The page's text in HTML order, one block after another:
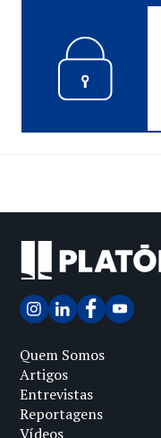
Quem Somos
Artigos
Entrevistas
Reportagens
Vídeos